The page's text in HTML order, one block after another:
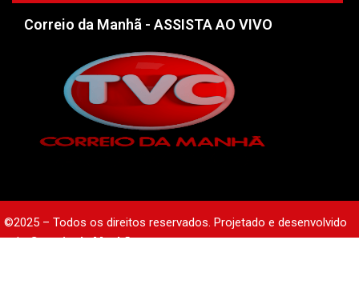
Correio da Manhã - ASSISTA AO VIVO
©2025 – Todos os direitos reservados. Projetado e desenvolvido
peloCorreio da Manhã.